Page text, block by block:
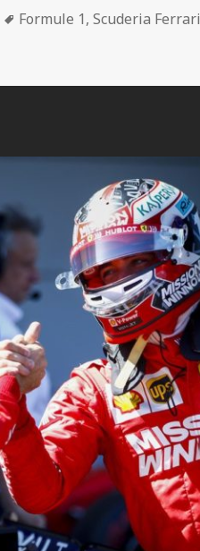
Mots-
Formule 1,Scuderia Ferrari